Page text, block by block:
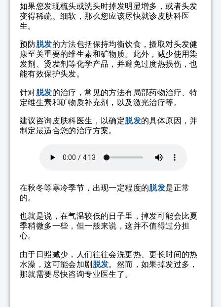
如果您发现梳头或洗头时掉发明显增多，或者头发
变得稀疏、细软，那么您应该尽快就诊皮肤科医
生。
预防脱发的方法包括保持均衡饮食，摄取对头发健
康至关重要的维生素和矿物质。此外，减少使用染
发剂、烫发剂等化学产品，并避免过度热损伤，也
能有效保护头发。
针对脱发的治疗，常见的方法有局部药物治疗、特
定维生素和矿物质补充剂，以及激光治疗等。
建议咨询皮肤科医生，以确定脱发的具体原因，并
制定最适合您的治疗方案。
在秋冬等寒冷季节，出现一定程度的脱发是正常
的。
也就是说，在气温较低的日子里，掉发可能会比夏
季稍微多一些，但一般来说，这并不值得过分担
心。
由于日照减少，人们往往会洗更热、更长时间的热
水澡，这可能会加剧脱发 。然而，如果掉发过多，
那就需要尽快咨询专业医生了。